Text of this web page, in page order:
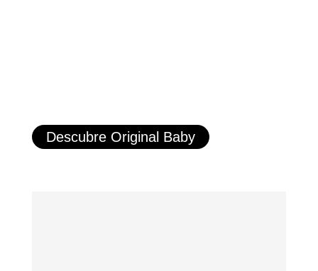
Descubre Original Baby